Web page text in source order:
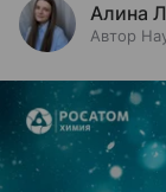
Алина
Автор